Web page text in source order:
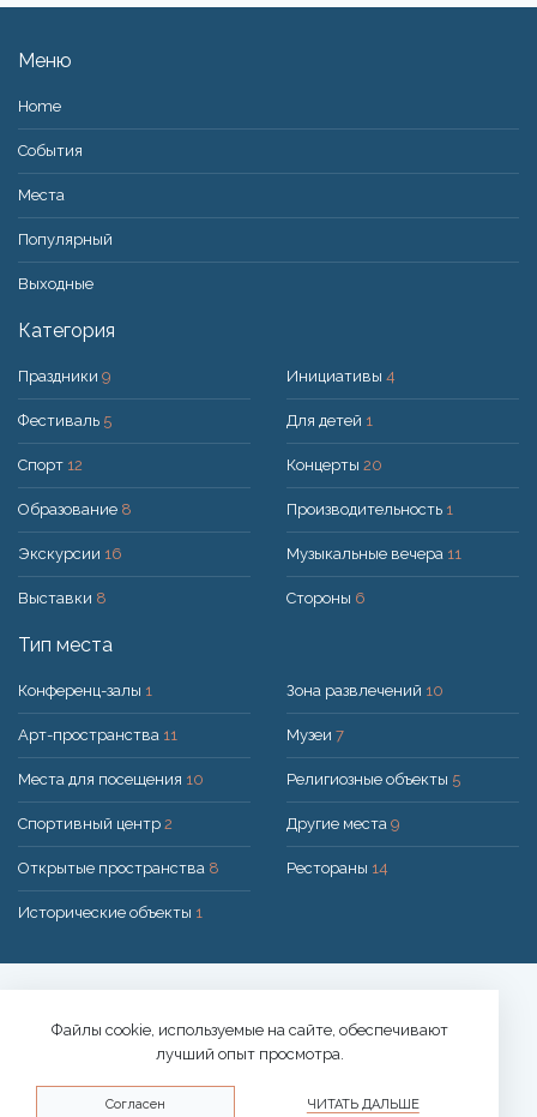
Меню
Home
События
Места
Популярный
Bыходные
Категория
Праздники 9
Фестиваль 5
Спорт 12
Образование 8
Экскурсии 16
Выставки 8
Инициативы 4
Для детей 1
Концерты 20
Производительность 1
Музыкальные вечера 11
Стороны 6
Тип места
Конференц-залы 1
Арт-пространства 11
Места для посещения 10
Спортивный центр 2
Открытые пространства 8
Исторические объекты 1
Зона развлечений 10
Музеи 7
Религиозные объекты 5
Другие места 9
Рестораны 14
Политика конфиденциальности
Файлы cookie, используемые на сайте, обеспечивают
лучший опыт просмотра.
Согласен ЧИТАТЬ ДАЛЬШЕ